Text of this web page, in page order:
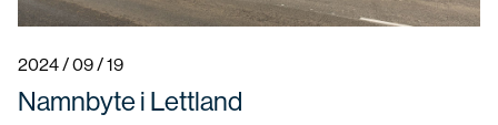
2024 / 09 / 19
Namnbyte i Lettland